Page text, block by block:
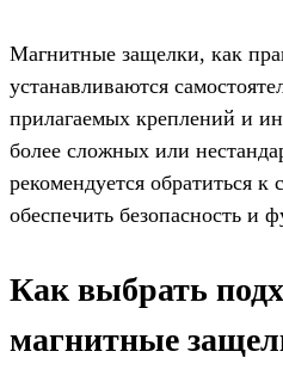
Магнитные защелки, как
устанавливаются
прилагаемых креплений и
более сложных или
рекомендуется обратиться
обеспечить безопасность и
Как выбрать
магнитные